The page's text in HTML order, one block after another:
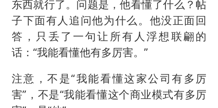
东西就行了。问题是，他看懂了什么？帖
子下面有人追问他为什么。他没正面回
答，只丢了一句让所有人浮想联翩的
话：“我能看懂他有多厉害。”
注意，不是“我能看懂这家公司有多厉
害”，不是“我能看懂这个商业模式有多厉